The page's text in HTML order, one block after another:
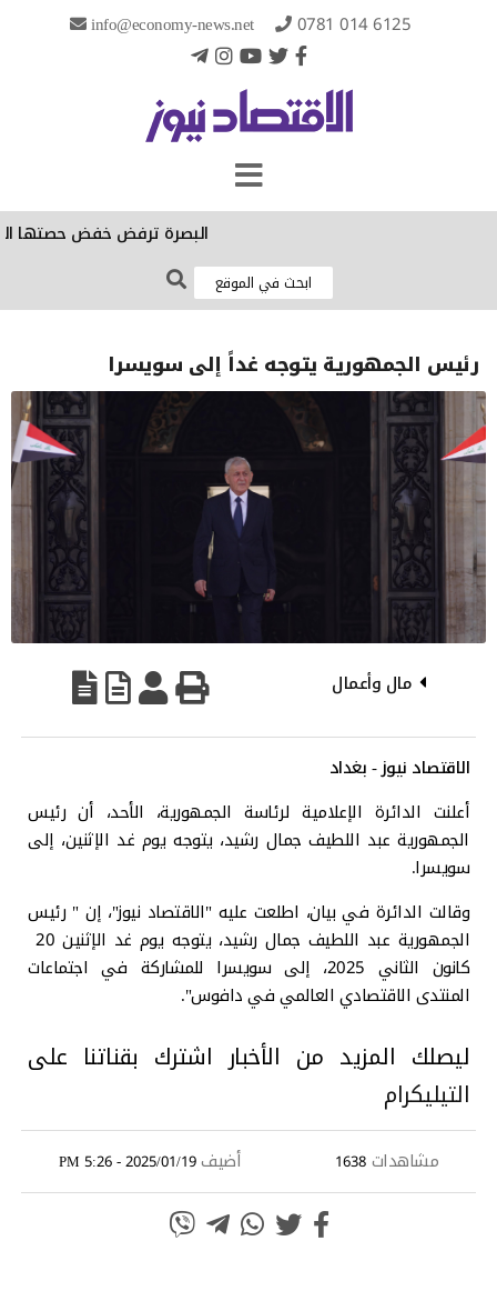
info@economy-news.net 0781 014 6125
البصرة ترفض خفض حصتها
رئيس الجمهورية يتوجه غداً إلى سويسرا
مال وأعمال
الاقتصاد نيوز - بغداد
أعلنت الدائرة الإعلامية لرئاسة الجمهورية، الأحد، أن رئيس
الجمهورية عبد اللطيف جمال رشيد، يتوجه يوم غد الإثنين، إلى
سويسرا.
وقالت الدائرة في بيان، اطلعت عليه "الاقتصاد نيوز"، إن " رئيس
الجمهورية عبد اللطيف جمال رشيد، يتوجه يوم غد الإثنين 20
كانون الثاني 2025، إلى سويسرا للمشاركة في اجتماعات
المنتدى الاقتصادي العالمي في دافوس".
ليصلك المزيد من الأخبار اشترك بقناتنا على
التيليكرام
مشاهدات 1638 أضيف2025/01/19 - 5:26 PM